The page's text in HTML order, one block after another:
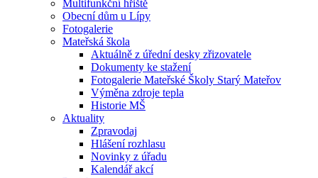
Multifunkční hřiště
Obecní dům u Lípy
Fotogalerie
Mateřská škola
Aktuálně z úřední desky zřizovatele
Dokumenty ke stažení
Fotogalerie Mateřské Školy Starý Mateřov
Výměna zdroje tepla
Historie MŠ
Aktuality
Zpravodaj
Hlášení rozhlasu
Novinky z úřadu
Kalendář akcí